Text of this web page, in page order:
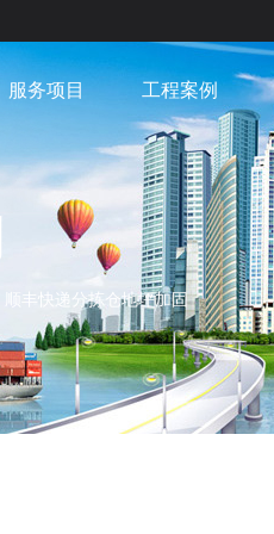
服务项目 工程案例
顺丰快递分拣仓地坪加固